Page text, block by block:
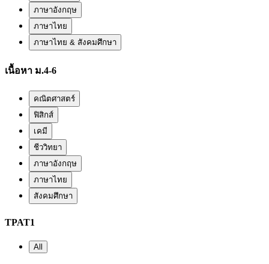
ภาษาอังกฤษ
ภาษาไทย
ภาษาไทย & สังคมศึกษา
เนื้อหา ม.4-6
คณิตศาสตร์
ฟิสิกส์
เคมี
ชีววิทยา
ภาษาอังกฤษ
ภาษาไทย
สังคมศึกษา
TPAT1
All